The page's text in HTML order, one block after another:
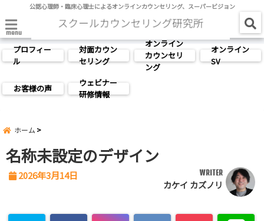
公認心理師・臨床心理士によるオンラインカウンセリング、スーパービジョン
menu
プロフィー
ル
対面カウン
セリング
オンライン
カウンセリ
ング
オンライン
SV
お客様の声
ウェビナー
研修情報
ホーム
名称未設定のデザイン
2026年3月14日 WRITER
カケイ カズノリ